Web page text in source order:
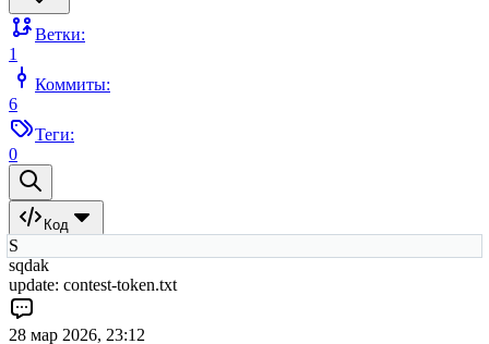
Ветки:
1
Коммиты:
6
Теги:
0
Код
S
sqdak
update: contest-token.txt
28 мар 2026, 23:12